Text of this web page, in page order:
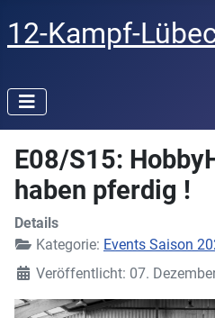
12-Kampf-
E08/S15:
haben pferdig !
Details
Kategorie: Events Saison
Veröffentlicht: 07.